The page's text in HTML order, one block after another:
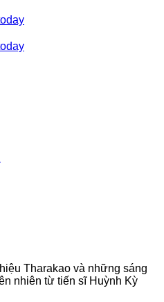
Tharakao và những sáng
nhiên từ tiến sĩ Huỳnh Kỳ